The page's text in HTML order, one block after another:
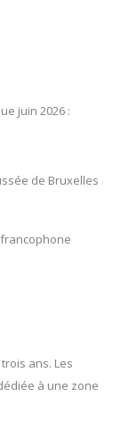
juin 2026 :
de Bruxelles
ans. Les
à une zone